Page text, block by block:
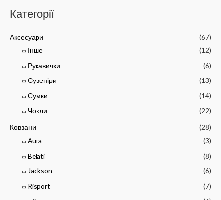
Категорії
Аксесуари
(67)
Інше
(12)
Рукавички
(6)
Сувеніри
(13)
Сумки
(14)
Чохли
(22)
Ковзани
(28)
Aura
(3)
Belati
(8)
Jackson
(6)
Risport
(7)